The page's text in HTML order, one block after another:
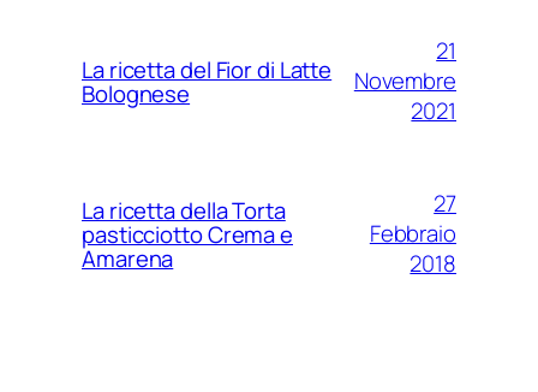
La ricetta del Fior di Latte
Bolognese
21
Novembre
2021
La ricetta della Torta
pasticciotto Crema e
Amarena
27
Febbraio
2018